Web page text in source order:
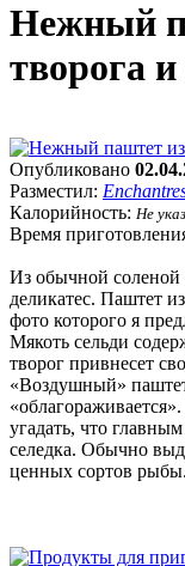
Нежный
творога
Опубликовано
Разместил:
Калорийность: Не
Время
Из обычной соленой
деликатес. Паштет
фото которого я
Мякоть сельди
творог привнесет
«Воздушный»
угадать, что
селедка. Обычно
ценных сортов рыбы.